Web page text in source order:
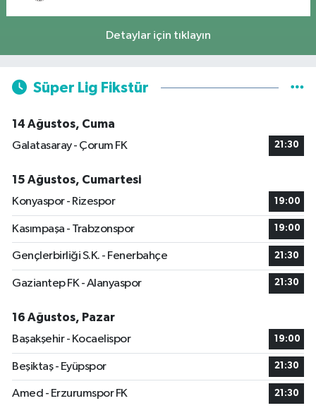
Detaylar için tıklayın
Süper Lig Fikstür
14 Ağustos, Cuma
Galatasaray - Çorum FK
21:30
15 Ağustos, Cumartesi
Konyaspor - Rizespor
19:00
Kasımpaşa - Trabzonspor 19:00
Gençlerbirliği S.K. - Fenerbahçe 21:30
Gaziantep FK - Alanyaspor 21:30
16 Ağustos, Pazar
Başakşehir - Kocaelispor
19:00
Beşiktaş - Eyüpspor 21:30
Amed - Erzurumspor FK 21:30